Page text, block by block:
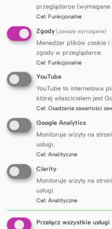
dalszych działań
reprezentowanie
naukowców,
młodymi badaczami a
wspieranie
Medycznego w
naukowej i rozwojowej.
Udostępnij
INNE ARTYKUŁY
przeglądarce
Cel: Funkcjonalne
Zgody(zawsze wymagane)
Menedżer plików cookie i
zgody w przeglądarce.
Cel: Funkcjonalne
YouTube
YouTube to internetowa
której właścicielem jest
Cel: Osadzanie zawartości
Google Analytics
Monitoruje wizyty na
usługi.
Cel: Analityczne
Clarity
Monitoruje wizyty na
usługi.
Cel: Analityczne
Przełącz wszystkie usługi